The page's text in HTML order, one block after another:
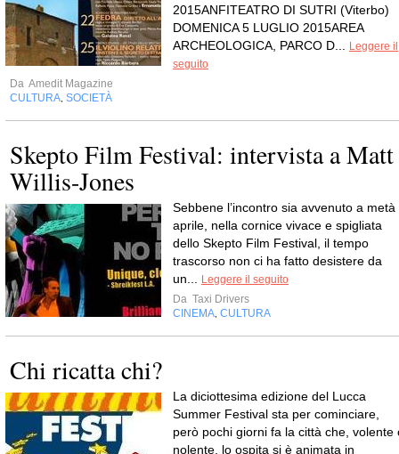
2015ANFITEATRO DI SUTRI (Viterbo)
DOMENICA 5 LUGLIO 2015AREA
ARCHEOLOGICA, PARCO D...
Leggere il
seguito
Da Amedit Magazine
CULTURA SOCIETÀ
Skepto Film Festival: intervista a Matt
Willis-Jones
Sebbene l’incontro sia avvenuto a metà
aprile, nella cornice vivace e spigliata
dello Skepto Film Festival, il tempo
trascorso non ci ha fatto desistere da
un...
Leggere il seguito
Da Taxi Drivers
CINEMA CULTURA
Chi ricatta chi?
La diciottesima edizione del Lucca
Summer Festival sta per cominciare,
però pochi giorni fa la città che, volente
nolente, lo ospita si è animata in